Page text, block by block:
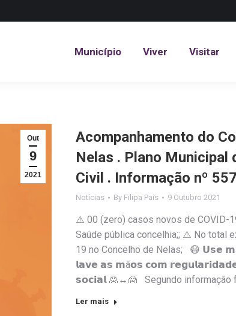
Município Viver Visitar
Out
9
2021
Acompanhamento do
Nelas . Plano Municipal
Civil . Informação nº
Notícias By Filipa Pais 9 Outubro 2021
⚠️ 00 (zero) casos novos de COVID-
Saúde pública concelhia;; ⚠️ No total
19 no Concelho de Nelas; 😷 𝗨𝘀𝗲
𝗹𝗮𝘃𝗲 𝗮𝘀 𝗺ã𝗼𝘀 𝗰𝗼𝗺
𝘀𝗼𝗰𝗶𝗮𝗹 🙎↔️🙍 Segundo informação
Ler mais
Município Viver Visitar